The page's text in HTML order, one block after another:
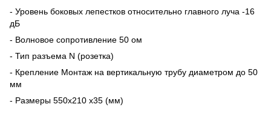
- Уровень боковых лепестков относительно главного луча -16
дБ
- Волновое сопротивление 50 ом
- Тип разъема N (розетка)
- Крепление Монтаж на вертикальную трубу диаметром до 50
мм
- Размеры 550x210 x35 (мм)